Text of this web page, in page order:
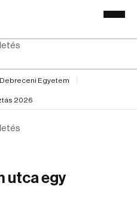
Debreceni Egyetem
2026
utca egy